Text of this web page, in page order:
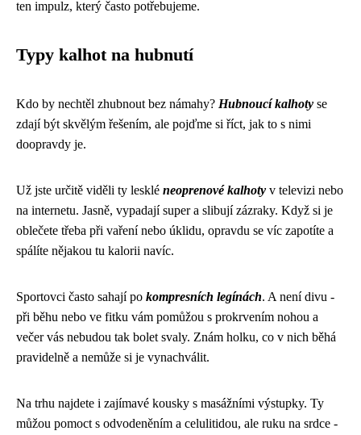
ten impulz, který často potřebujeme.
Typy kalhot na hubnutí
Kdo by nechtěl zhubnout bez námahy? Hubnoucí kalhoty se
zdají být skvělým řešením, ale pojďme si říct, jak to s nimi
doopravdy je.
Už jste určitě viděli ty lesklé neoprenové kalhoty v televizi nebo
na internetu. Jasně, vypadají super a slibují zázraky. Když si je
oblečete třeba při vaření nebo úklidu, opravdu se víc zapotíte a
spálíte nějakou tu kalorii navíc.
Sportovci často sahají po kompresních legínách. A není divu -
při běhu nebo ve fitku vám pomůžou s prokrvením nohou a
večer vás nebudou tak bolet svaly. Znám holku, co v nich běhá
pravidelně a nemůže si je vynachválit.
Na trhu najdete i zajímavé kousky s masážními výstupky. Ty
můžou pomoct s odvodeněním a celulitidou, ale ruku na srdce -